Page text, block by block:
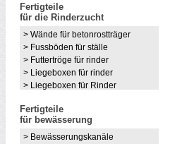
Fertigteile
für die Rinderzucht
> Wände für betonrostträger
> Fussböden für ställe
> Futtertröge für rinder
> Liegeboxen für rinder
> Liegeboxen für Rinder
Fertigteile
für bewässerung
> Bewässerungskanäle